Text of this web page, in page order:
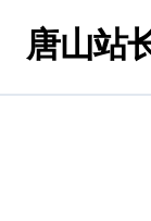
唐山站